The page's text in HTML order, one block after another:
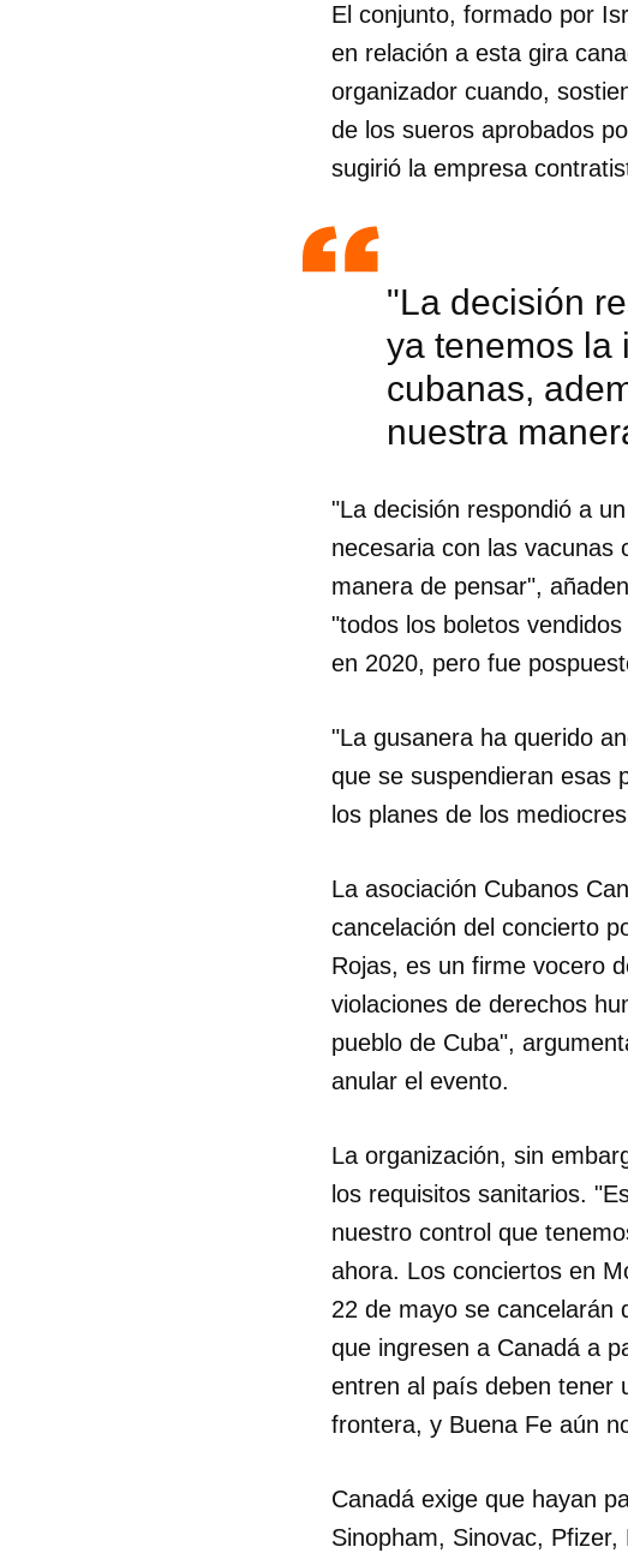
Guardar como
Para poder
cuenta de
El conjunto, formado por
en relación a esta gira
organizador cuando,
de los sueros aprobados
sugirió la empresa
"La decisión
ya tenemos la
cubanas,
nuestra
"La decisión respondió a
necesaria con las vacunas
manera de pensar",
"todos los boletos
en 2020, pero fue
"La gusanera ha querido
que se suspendieran esas
los planes de los
La asociación Cubanos
cancelación del concierto
Rojas, es un firme vocero
violaciones de derechos
pueblo de Cuba",
anular el evento.
La organización, sin
los requisitos sanitarios.
nuestro control que
ahora. Los conciertos en
22 de mayo se cancelarán
que ingresen a Canadá a
entren al país deben tener
frontera, y Buena Fe aún
Canadá exige que hayan
Sinopham, Sinovac,